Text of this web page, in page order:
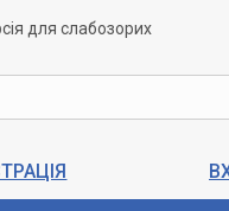
для слабозорих